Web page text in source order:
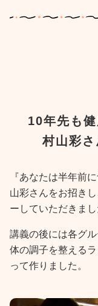
10年先も
村山彩
『あなたは半年前
山彩さんをお招き
ーしていただきまし
講義の後には各グ
体の調子を整える
って作りました。